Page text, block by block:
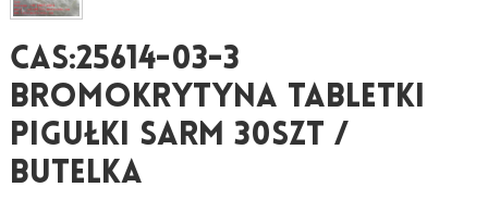
CAS:25614-03-3
Bromokrytyna Tabletki
Pigułki Sarm 30szt /
Butelka